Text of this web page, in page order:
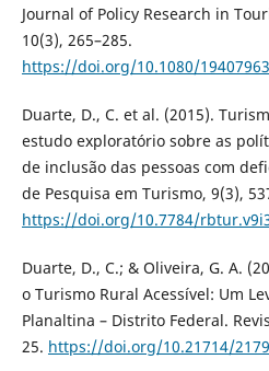
Journal of Policy Research in
10(3), 265–285.
https://doi.org/10.1080/
Duarte, D., C. et al. (2015).
estudo exploratório sobre as
de inclusão das pessoas com
de Pesquisa em Turismo, 9(3),
https://doi.org/10.7784/
Duarte, D., C.; & Oliveira, G. A.
o Turismo Rural Acessível: Um
Planaltina – Distrito Federal.
25. https://doi.org/10.21714/